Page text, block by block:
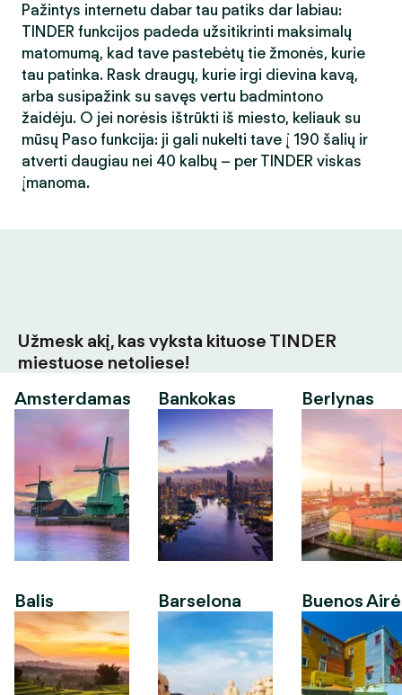
Pažintys internetu dabar tau patiks dar labiau:
TINDER funkcijos padeda užsitikrinti maksimalų
matomumą, kad tave pastebėtų tie žmonės, kurie
tau patinka. Rask draugų, kurie irgi dievina kavą,
arba susipažink su savęs vertu badmintono
žaidėju. O jei norėsis ištrūkti iš miesto, keliauk su
mūsų Paso funkcija: ji gali nukelti tave į 190 šalių ir
atverti daugiau nei 40 kalbų – per TINDER viskas
įmanoma.
Užmesk akį, kas vyksta kituose TINDER
miestuose netoliese!
Amsterdamas
Balis
Bankokas
Barselona
Berlynas
Buenos